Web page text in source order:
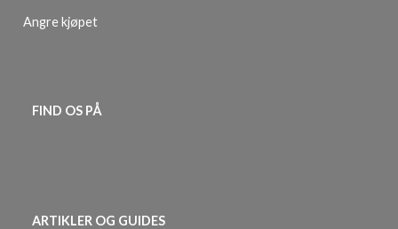
Angre kjøpet
FIND OS PÅ
ARTIKLER OG GUIDES